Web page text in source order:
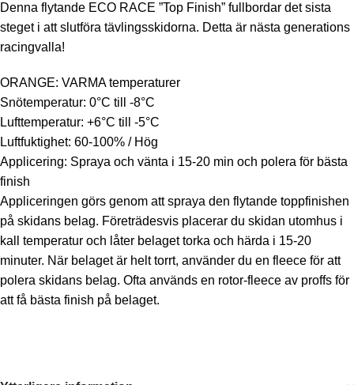
Denna flytande ECO RACE ”Top Finish” fullbordar det sista
steget i att slutföra tävlingsskidorna. Detta är nästa generations
racingvalla!
ORANGE: VARMA temperaturer
Snötemperatur: 0°C till -8°C
Lufttemperatur: +6°C till -5°C
Luftfuktighet: 60-100% / Hög
Applicering: Spraya och vänta i 15-20 min och polera för bästa
finish
Appliceringen görs genom att spraya den flytande toppfinishen
på skidans belag. Företrädesvis placerar du skidan utomhus i
kall temperatur och låter belaget torka och härda i 15-20
minuter. När belaget är helt torrt, använder du en fleece för att
polera skidans belag. Ofta används en rotor-fleece av proffs för
att få bästa finish på belaget.